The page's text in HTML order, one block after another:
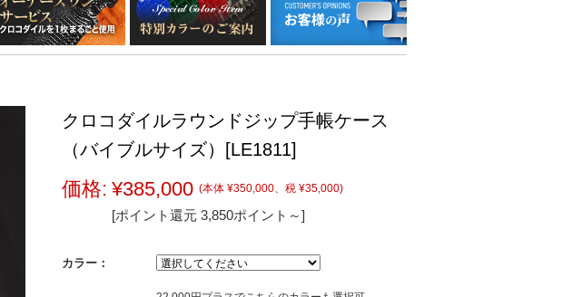
クロコダイルラウンドジップ手帳ケース
（バイブルサイズ）[LE1811]
価格: ¥385,000 (本体 ¥350,000、税 ¥35,000)
[ポイント還元 3,850ポイント～]
カラー：